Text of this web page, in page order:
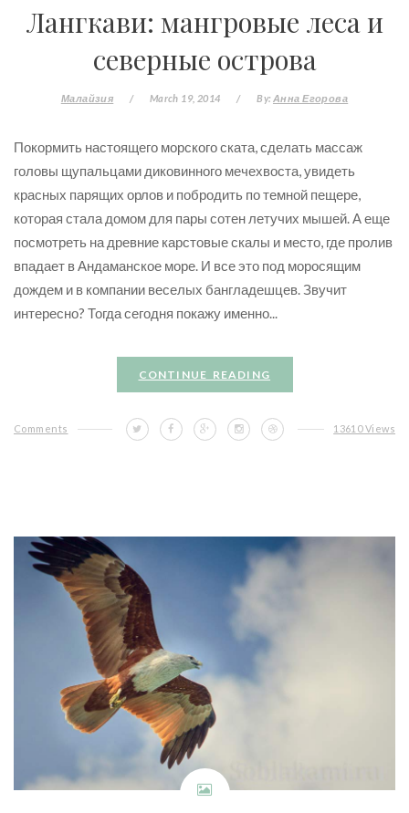
Лангкави: мангровые леса и
северные острова
Малайзия / March 19, 2014 / By: Анна Егорова
Покормить настоящего морского ската, сделать массаж
головы щупальцами диковинного мечехвоста, увидеть
красных парящих орлов и побродить по темной пещере,
которая стала домом для пары сотен летучих мышей. А еще
посмотреть на древние карстовые скалы и место, где пролив
впадает в Андаманское море. И все это под моросящим
дождем и в компании веселых бангладешцев. Звучит
интересно? Тогда сегодня покажу именно...
CONTINUE READING
Comments 13610 Views